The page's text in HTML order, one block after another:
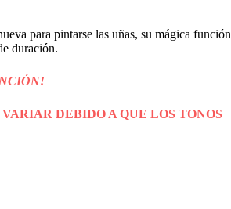
para pintarse las uñas, su mágica función
duración.
DEBIDO A QUE LOS TONOS